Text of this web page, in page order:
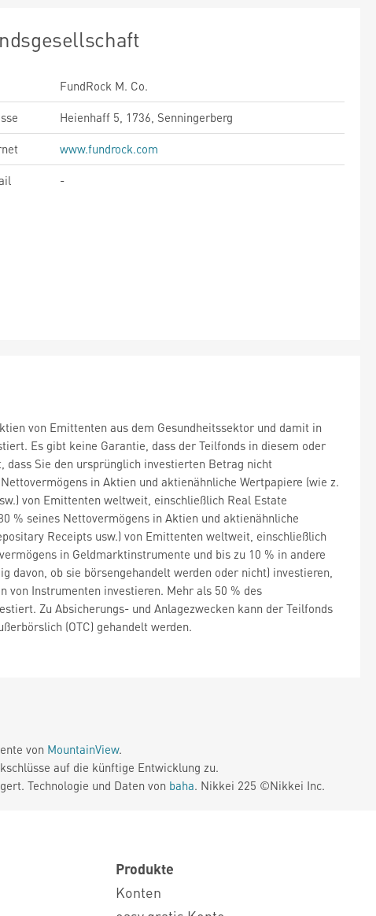
FundRock M. Co.
Heienhaff 5, 1736, Senningerberg
www.fundrock.com
-
von Emittenten aus dem Gesundheitssektor und damit in
Es gibt keine Garantie, dass der Teilfonds in diesem oder
Sie den ursprünglich investierten Betrag nicht
in Aktien und aktienähnliche Wertpapiere (wie z.
von Emittenten weltweit, einschließlich Real Estate
% seines Nettovermögens in Aktien und aktienähnliche
Receipts usw.) von Emittenten weltweit, einschließlich
in Geldmarktinstrumente und bis zu 10 % in andere
davon, ob sie börsengehandelt werden oder nicht) investieren,
von Instrumenten investieren. Mehr als 50 % des
Zu Absicherungs- und Anlagezwecken kann der Teilfonds
(OTC) gehandelt werden.
von MountainView.
auf die künftige Entwicklung zu.
Technologie und Daten von baha. Nikkei 225 ©Nikkei Inc.
Produkte
Konten